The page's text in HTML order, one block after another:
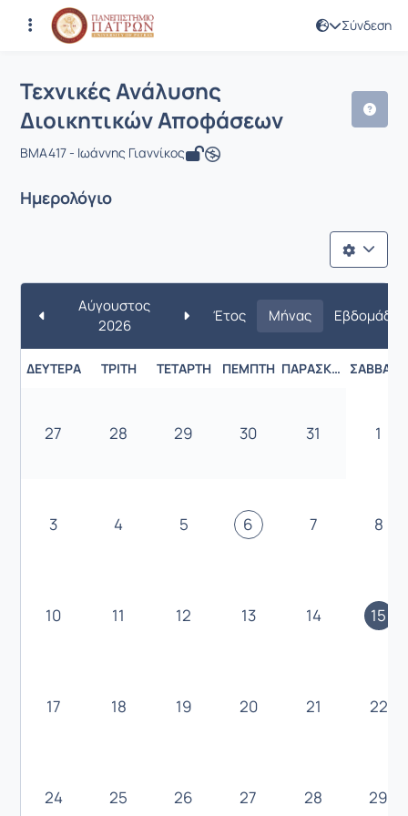
Σύνδεση
Μάθημα : Τεχνικές Ανάλυσης
Κωδικός : BMA417
Τεχνικές Ανάλυσης
Διοικητικών Αποφάσεων
BMA417 - Ιωάννης Γιαννίκος
Ημερολόγιο
Αύγουστος
2026
Έτος Μήνας Εβδομάδα
ΔΕΥΤΈΡΑ ΤΡΊΤΗ ΤΕΤΆΡΤΗ ΠΈΜΠΤΗ ΠΑΡΑΣΚΕΥΉ ΣΆΒΒΑΤΟ
27 28 29 30 31 1
3 4 5 6 7 8
10 11 12 13 14 15
17 18 19 20 21 22
24 25 26 27 28 29